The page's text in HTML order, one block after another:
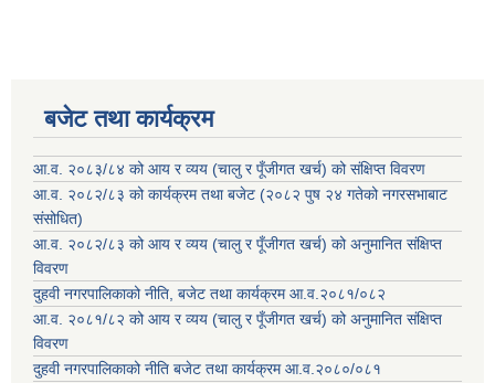
बजेट तथा कार्यक्रम
आ.व. २०८३/८४ को आय र व्यय (चालु र पूँजीगत खर्च) को संक्षिप्त विवरण
आ.व. २०८२/८३ को कार्यक्रम तथा बजेट (२०८२ पुष २४ गतेको नगरसभाबाट
संसोधित)
आ.व. २०८२/८३ को आय र व्यय (चालु र पूँजीगत खर्च) को अनुमानित संक्षिप्त
विवरण
दुहवी नगरपालिकाको नीति, बजेट तथा कार्यक्रम आ.व.२०८१/०८२
आ.व. २०८१/८२ को आय र व्यय (चालु र पूँजीगत खर्च) को अनुमानित संक्षिप्त
विवरण
दुहवी नगरपालिकाको नीति बजेट तथा कार्यक्रम आ.व.२०८०/०८१